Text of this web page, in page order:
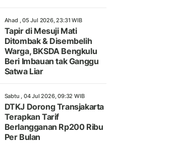
Ahad , 05 Jul 2026, 23:31 WIB
Tapir di Mesuji Mati
Ditombak & Disembelih
Warga, BKSDA Bengkulu
Beri Imbauan tak Ganggu
Satwa Liar
Sabtu , 04 Jul 2026, 09:32 WIB
DTKJ Dorong Transjakarta
Terapkan Tarif
Berlangganan Rp200 Ribu
Per Bulan